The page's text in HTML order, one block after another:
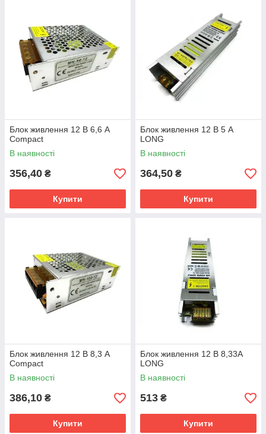
Блок живлення 12 В 6,6 А
Compact
В наявності
356,40 ₴
Купити
Блок живлення 12 В 5 А
LONG
В наявності
364,50 ₴
Купити
Блок живлення 12 В 8,3 А
Compact
В наявності
386,10 ₴
Купити
Блок живлення 12 В 8,33А
LONG
В наявності
513 ₴
Купити